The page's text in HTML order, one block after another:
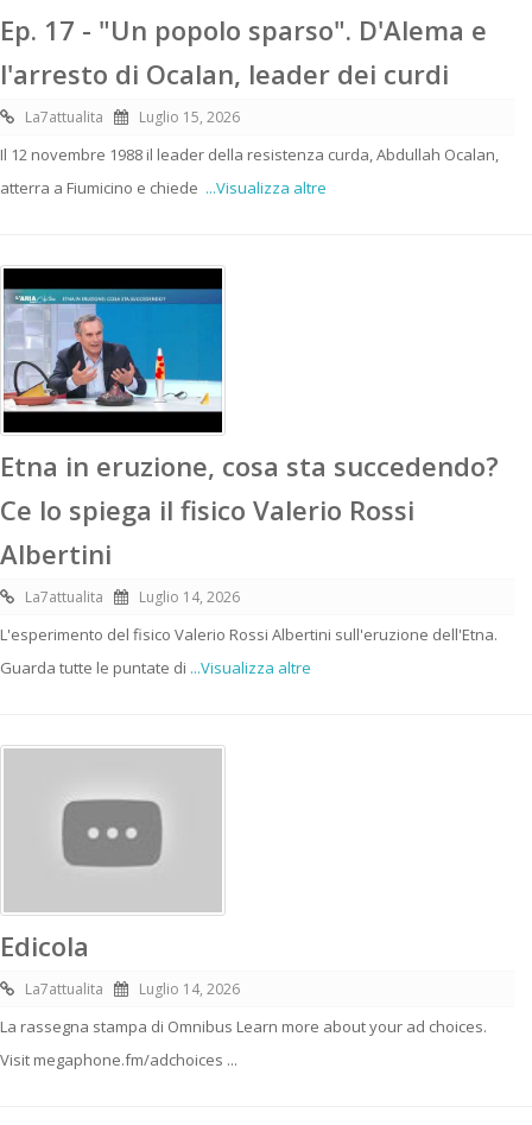
Ep. 17 - "Un popolo sparso". D'Alema e
l'arresto di Ocalan, leader dei curdi
La7attualita Luglio 15, 2026
Il 12 novembre 1988 il leader della resistenza curda, Abdullah Ocalan,
atterra a Fiumicino e chiede ...Visualizza altre
Etna in eruzione, cosa sta succedendo?
Ce lo spiega il fisico Valerio Rossi
Albertini
La7attualita Luglio 14, 2026
L'esperimento del fisico Valerio Rossi Albertini sull'eruzione dell'Etna.
Guarda tutte le puntate di ...Visualizza altre
Edicola
La7attualita Luglio 14, 2026
La rassegna stampa di Omnibus Learn more about your ad choices.
Visit megaphone.fm/adchoices ...